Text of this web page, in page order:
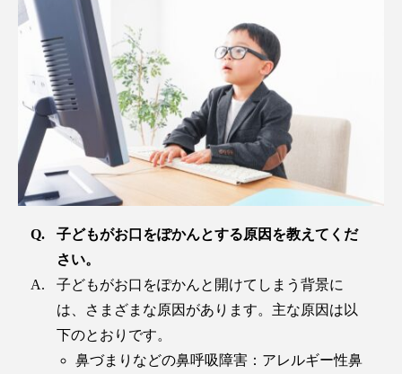
子どもがお口をぽかんとする原因を教えてくだ
さい。
子どもがお口をぽかんと開けてしまう背景に
は、さまざまな原因があります。主な原因は以
下のとおりです。
鼻づまりなどの鼻呼吸障害：アレルギー性鼻